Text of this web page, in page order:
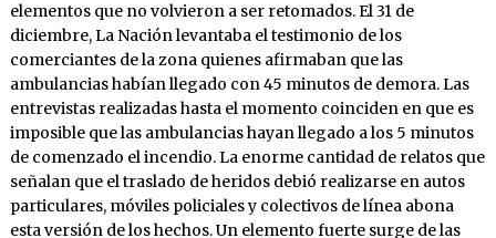
elementos que no volvieron a ser retomados. El 31 de
diciembre, La Nación levantaba el testimonio de los
comerciantes de la zona quienes afirmaban que las
ambulancias habían llegado con 45 minutos de demora. Las
entrevistas realizadas hasta el momento coinciden en que es
imposible que las ambulancias hayan llegado a los 5 minutos
de comenzado el incendio. La enorme cantidad de relatos que
señalan que el traslado de heridos debió realizarse en autos
particulares, móviles policiales y colectivos de línea abona
esta versión de los hechos. Un elemento fuerte surge de las